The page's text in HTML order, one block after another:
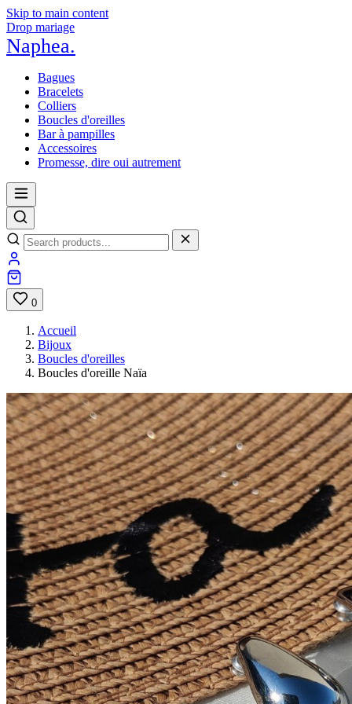
Skip to main content
Drop mariage
Naphea.
Bagues
Bracelets
Colliers
Boucles d'oreilles
Bar à pampilles
Accessoires
Promesse, dire oui autrement
0
Accueil
Bijoux
Boucles d'oreilles
Boucles d'oreille Naïa